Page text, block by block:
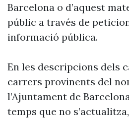
Barcelona o d’aquest
públic a través de
informació pública.
En les descripcions dels
carrers provinents del
l’Ajuntament de
temps que no